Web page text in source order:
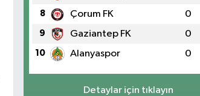
8 Çorum FK 0
9 Gaziantep FK 0
10 Alanyaspor 0
Detaylar için tıklayın